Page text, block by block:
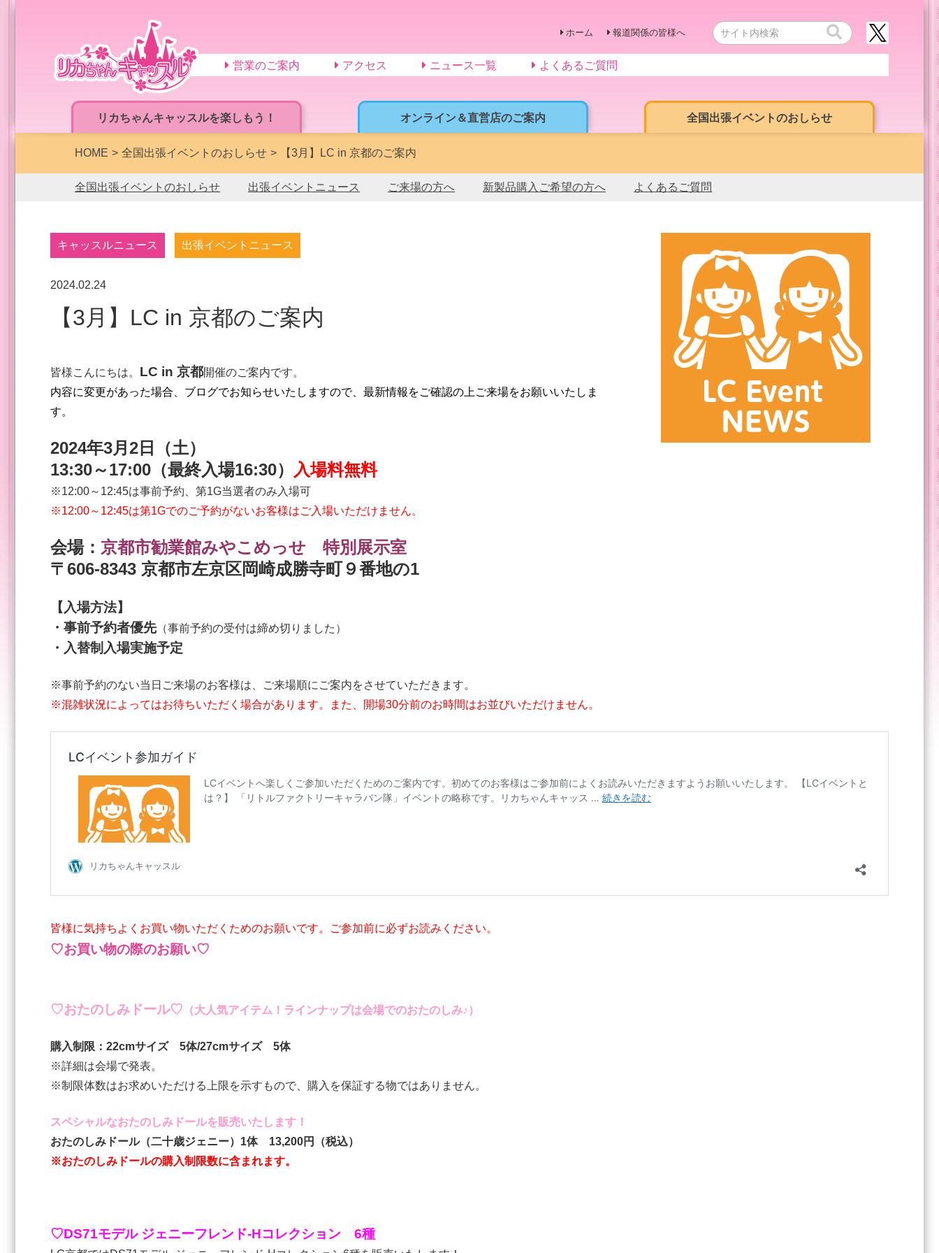
リカちゃんキャッスルを楽しもう！ オンライン＆直営店のご案内 全国出張イベントのおしらせ
ホーム 報道関係の皆様へ
営業のご案内 アクセス ニュース一覧 よくあるご質問
HOME 全国出張イベントのおしらせ 【3月】LC in 京都のご案内
全国出張イベントのおしらせ 出張イベントニュース ご来場の方へ 新製品購入ご希望の方へ よくあるご質問
キャッスルニュース 出張イベントニュース
2024.02.24
【3月】LC in 京都のご案内
皆様こんにちは。 LC in 京都開催のご案内です。
内容に変更があった場合、ブログでお知らせいた しますので、最新情報をご確認の上ご来場をお願いいたしま
す。
2024年3月2 日（土）
13:30～17:00 （最終入場16:30） 入場料無料
※12:00～12:45は事前予約、第1G当選者のみ入場可
※12:00～12:45は第1Gでのご予約がないお客様はご入場いただけません。
会場： 京都市勧業館みやこめっせ 特別展示室
〒606-8343 京都市左京区岡崎成勝寺町９番地の1
【入場方法】
・事前予約者優先（事前予約の受付は締め切りました）
・入替制入場実施予定
※事前予約のない当日ご来場のお客様は、ご来場順にご案内をさせていただきます。
※混雑状況によってはお待ちいただく場合があります。また、開場30分前のお時間はお並びいただけません。
皆様に気持ちよくお買い物いただくためのお願いです。ご参加前に必ずお読みください。
♡お買い物の際のお願い♡
♡おたのしみドール♡ （大人気アイテム！ラインナップは会場でのおたのしみ♪）
購入制限：22cmサイズ 5体/27cmサイズ 5体
※詳細は会場で発表。
※制限体数はお求めいただける上限を示すもので、購入を保証する物ではありません。
スペシャルなおたのしみドールを販売いたします！
おたのしみドール（二十歳ジェニー）1体 13,200円（税込）
※おたのしみドールの購入制限数に含まれます。
♡DS71モデル ジェニーフレンド-Hコレクション 6種